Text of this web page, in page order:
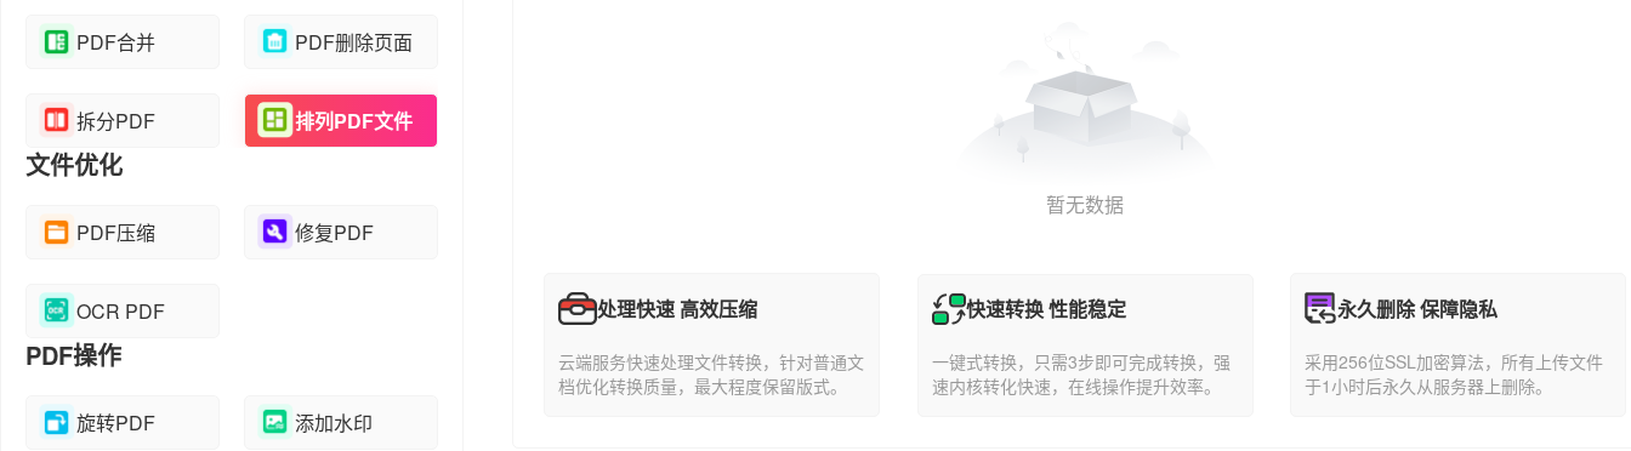
PDF合并 PDF删除页面
拆分PDF 排列PDF文件
文件优化
PDF压缩 修复PDF
OCR PDF
PDF操作
旋转PDF 添加水印
暂无数据
处理快速 高效压缩
云端服务快速处理文件转换，针对普通文
档优化转换质量，最大程度保留版式。
快速转换 性能稳定
一键式转换，只需3步即可完成转换，强
速内核转化快速，在线操作提升效率。
永久删除 保障隐私
采用256位SSL加密算法，所有上传文件
于1小时后永久从服务器上删除。